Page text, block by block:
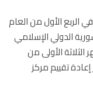
الأول من العام
الدولي الإسلامي
الثلاثة الأولى من
تقييم مركز